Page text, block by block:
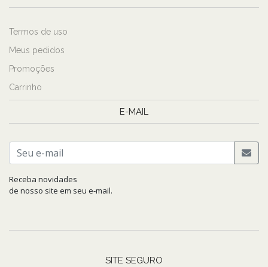
Termos de uso
Meus pedidos
Promoções
Carrinho
E-MAIL
Receba novidades
de nosso site em seu e-mail.
SITE SEGURO